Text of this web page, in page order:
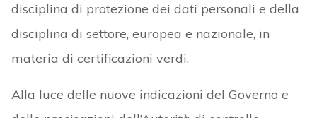
disciplina di protezione dei dati personali e della
disciplina di settore, europea e nazionale, in
materia di certificazioni verdi.
Alla luce delle nuove indicazioni del Governo e